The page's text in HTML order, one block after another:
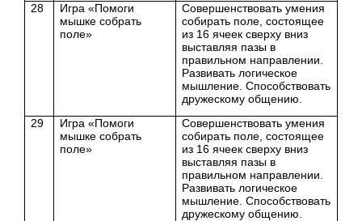
28
Игра «Помоги
мышке собрать
поле»
Совершенствовать умения
собирать поле, состоящее
из 16 ячеек сверху вниз
выставляя пазы в
правильном направлении.
Развивать логическое
мышление. Способствовать
дружескому общению.
29
Игра «Помоги
мышке собрать
поле»
Совершенствовать умения
собирать поле, состоящее
из 16 ячеек сверху вниз
выставляя пазы в
правильном направлении.
Развивать логическое
мышление. Способствовать
дружескому общению.